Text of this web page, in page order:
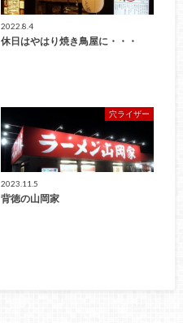
2022.8.4
休日はやはり焼き鳥屋に・・・
穴ライザー
2023.11.5
背徳の山岡家